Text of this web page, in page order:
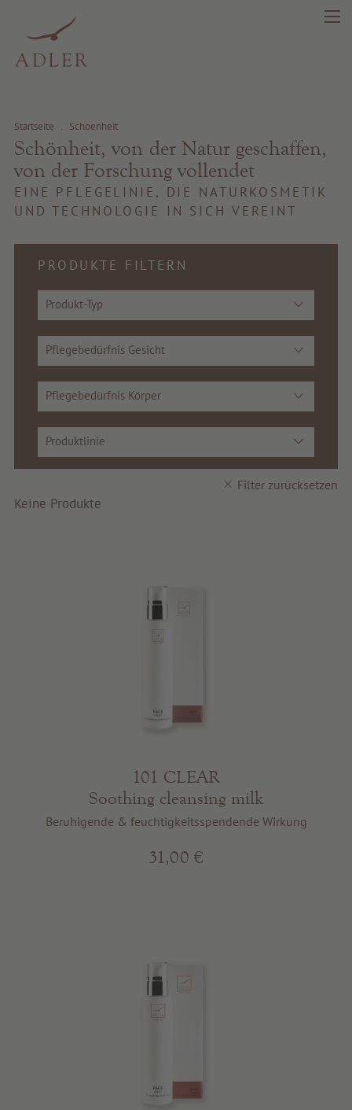
Gesundheit
Beste Qualität
Gutscheine
Service & Info
Startseite . Schoenheit
Schönheit, von der Natur geschaffen,
von der Forschung vollendet
EINE PFLEGELINIE, DIE NATURKOSMETIK
UND TECHNOLOGIE IN SICH VEREINT
PRODUKTE FILTERN
Produkt-Typ
Pflegebedürfnis Gesicht
Pflegebedürfnis Körper
Produktlinie
Filter zurücksetzen
Keine Produkte
101 CLEAR
Soothing cleansing milk
Beruhigende & feuchtigkeitsspendende Wirkung
31,00 €